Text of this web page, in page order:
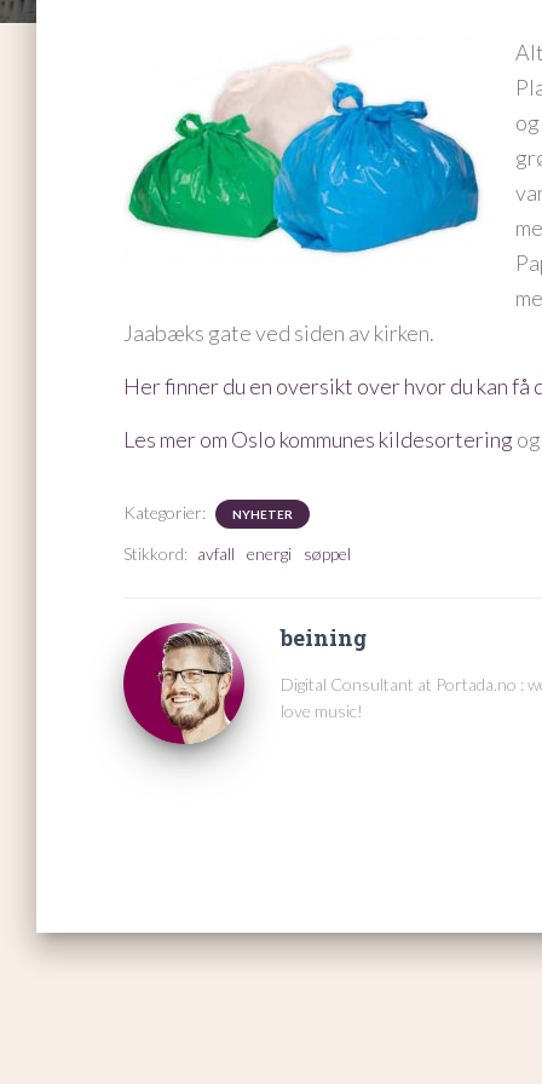
Jaabæks gate ved siden av kirken.
Her finner du en oversikt over hvor du kan
Les mer om Oslo kommunes kildesortering
Kategorier: NYHETER
Stikkord: avfall energi søppel
beining
Digital Consultant at Portada.no :
love music!